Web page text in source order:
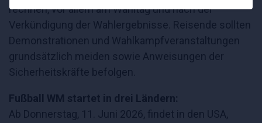
rechnen, vor allem am Wahltag und nach der
Verkündigung der Wahlergebnisse. Reisende sollten
Demonstrationen und Wahlkampfveranstaltungen
grundsätzlich meiden sowie Anweisungen der
Sicherheitskräfte befolgen.
Fußball WM startet in drei Ländern:
Ab Donnerstag, 11. Juni 2026, findet in den USA,